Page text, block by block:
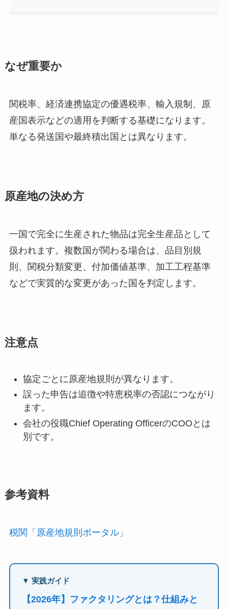
なぜ重要か
関税率、経済連携協定の優遇税率、輸入規制、原
産国表示などの適用を判断する基礎になります。
単なる発送国や最終積出国とは異なります。
原産地の決め方
一国で完全に生産された物品は完全生産品として
扱われます。複数国が関わる場合は、品目別規
則、関税分類変更、付加価値基準、加工工程基準
などで実質的な変更があった国を判定します。
注意点
協定ごとに原産地規則が異なります。
誤った申告は追徴や特恵税率の否認につながり
ます。
会社の役職Chief Operating OfficerのCOOとは
別です。
参考資料
税関「原産地規則ポータル」
▼ 実践ガイド
【2026年】ファクタリングとは？仕組みと